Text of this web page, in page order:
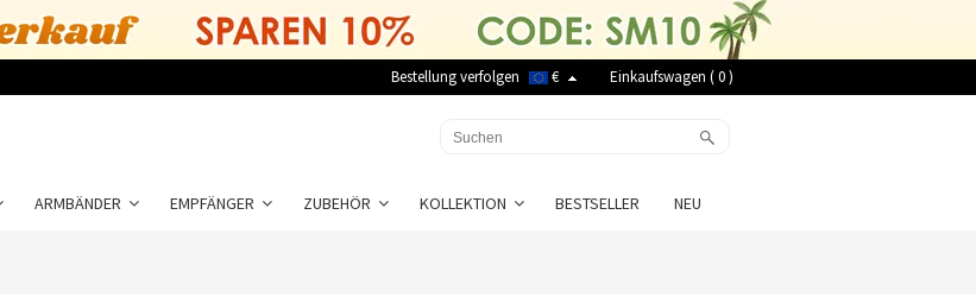
Bestellung verfolgen € Einkaufswagen (0)
ARMBÄNDER EMPFÄNGER ZUBEHÖR KOLLEKTION BESTSELLER NEU